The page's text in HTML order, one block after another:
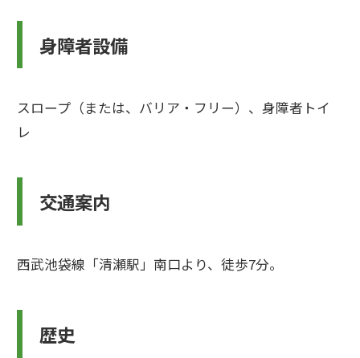
身障者設備
スロープ（または、バリア・フリー）、身障者トイ
レ
交通案内
西武池袋線「清瀬駅」南口より、徒歩7分。
歴史